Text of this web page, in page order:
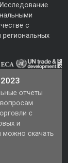
с
отчеты
с
и
можно скачать